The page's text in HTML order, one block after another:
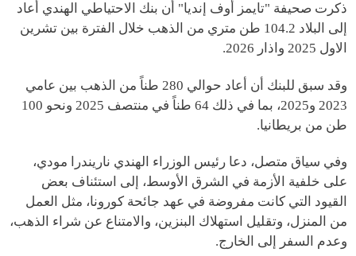
ذكرت صحيفة "تايمز أوف إنديا" أن بنك الاحتياطي الهندي أعاد
إلى البلاد 104.2 طن متري من الذهب خلال الفترة بين تشرين
الاول 2025 واذار 2026.
وقد سبق للبنك أن أعاد حوالي 280 طناً من الذهب بين عامي
2023 و2025، بما في ذلك 64 طناً في منتصف 2025 ونحو 100
طن من بريطانيا.
وفي سياق متصل، دعا رئيس الوزراء الهندي ناريندرا مودي،
على خلفية الأزمة في الشرق الأوسط، إلى استئناف بعض
القيود التي كانت مفروضة في عهد جائحة كورونا، مثل العمل
من المنزل، وتقليل استهلاك البنزين، والامتناع عن شراء الذهب،
وعدم السفر إلى الخارج.